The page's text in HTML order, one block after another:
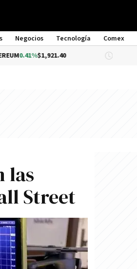
Negocios Tecnología
Comex
$1,921.40 DÓLAR BNA
las
Street